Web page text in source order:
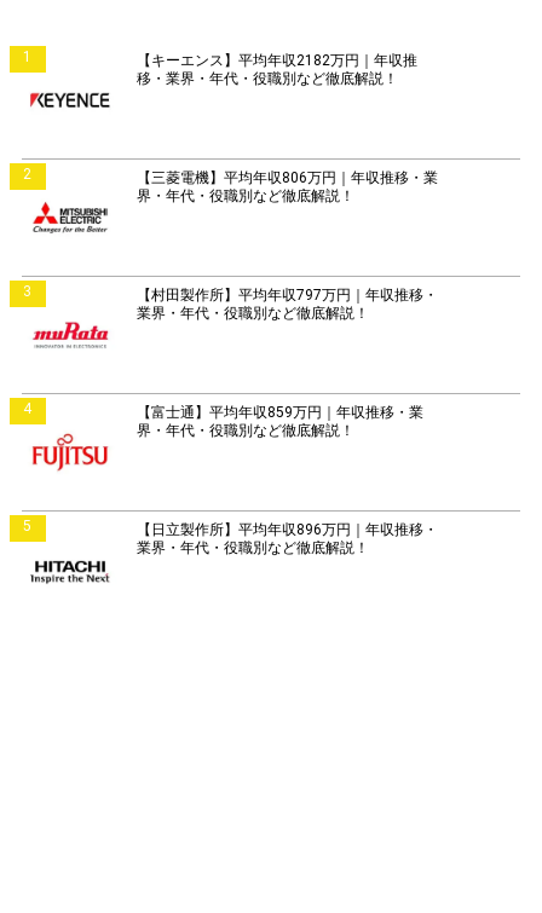
1
【キーエンス】平均年収2182万円｜年収推
移・業界・年代・役職別など徹底解説！
2
【三菱電機】平均年収806万円｜年収推移・業
界・年代・役職別など徹底解説！
3
【村田製作所】平均年収797万円｜年収推移・
業界・年代・役職別など徹底解説！
4
【富士通】平均年収859万円｜年収推移・業
界・年代・役職別など徹底解説！
5
【日立製作所】平均年収896万円｜年収推移・
業界・年代・役職別など徹底解説！